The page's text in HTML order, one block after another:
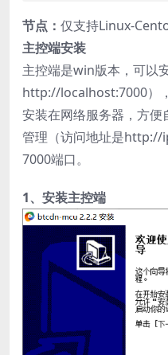
节点： 仅支持Linux-
主控端安装
主控端是win版本，可以
http://localhost:7000）
安装在网络服务器，方
管理（访问地址是http://
7000端口。
1、安装主控端